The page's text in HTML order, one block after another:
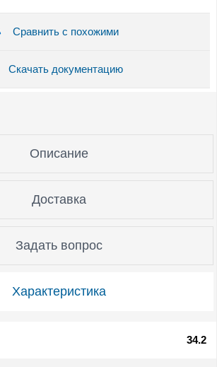
Сравнить с похожими
Скачать документацию
Характеристика
Описание
Доставка
Задать вопрос
34.2